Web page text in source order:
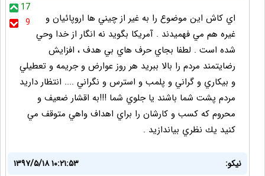
17
9
اي كاش اين موضوع را به غير از چيني ها اروپائيان و
غيره هم مي فهميدند . آمريكا بگويد نه انگار از خدا وحي
شده است . لطفا بجاي حرف هاي بي هدف ، افزايش
رضايتمند مردم را بالا ببريد هر روز عوارض و جريمه و تعطيلي
و بيكاري و گراني و پلمب و استرس و نگراني .... انتظار داريد
مردم پشت شما باشند يا جلوي شما !!!به اقشار ضعيف و
محروم كه كسب و كارشان را براي اهداف واهي متوقف مي
كنيد يك نظري بياندازيد .
نیکو: ۱۳۹۷/۵/۱۸ ۱۰:۲۱:۵۳